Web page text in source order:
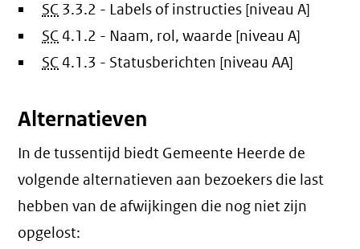
SC 3.3.2 - Labels of instructies [niveau A]
SC 4.1.2 - Naam, rol, waarde [niveau A]
SC 4.1.3 - Statusberichten [niveau AA]
Alternatieven
In de tussentijd biedt Gemeente Heerde de
volgende alternatieven aan bezoekers die last
hebben van de afwijkingen die nog niet zijn
opgelost: